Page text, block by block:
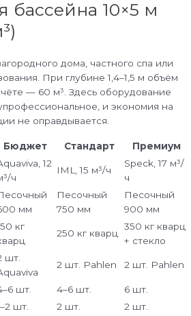
бассейна 10×5 м
дома, частного спа или
При глубине 1,4–1,5 м объём
— 60 м³. Здесь оборудование
и экономия на
не оправдывается.
Бюджет Стандарт
Премиум
12
ч
IML, 15 м³/ч
Speck, 17 м³/
ч
мм
Песочный
750 мм
Песочный
900 мм
кг
250 кг кварц
350 кг кварц
+ стекло
шт.
2 шт. Pahlen 2 шт. Pahlen
шт. 4–6 шт.
6 шт.
шт. 2 шт. 2 шт.